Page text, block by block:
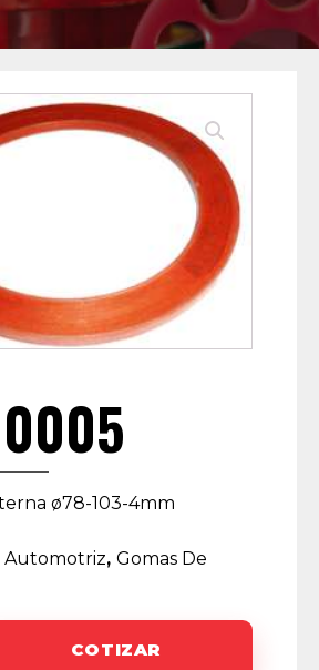
ø78-103-4mm
Automotriz, Gomas De
COTIZAR